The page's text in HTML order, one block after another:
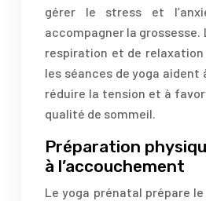
gérer le stress et
accompagner la grossesse.
respiration et de
les séances de yoga aident
réduire la tension et à
qualité de sommeil.
Préparation
à l’accouchement
Le yoga prénatal prépare